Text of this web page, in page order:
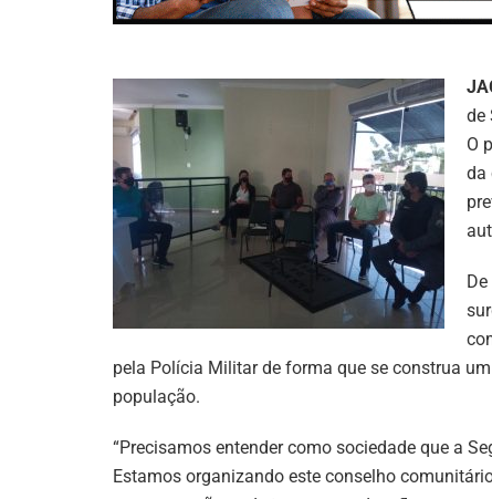
de
O
da
pela Polícia Militar de forma que se construa
população.
“Precisamos entender como sociedade que a
Estamos organizando este conselho